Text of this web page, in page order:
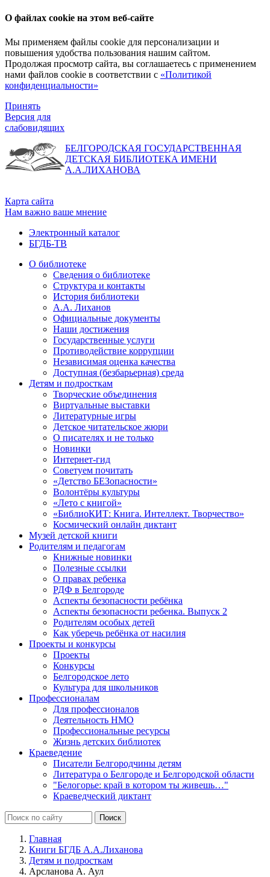
О файлах cookie на этом веб-сайте
Мы применяем файлы cookie для персонализации и
повышения удобства пользования нашим сайтом.
Продолжая просмотр сайта, вы соглашаетесь с применением
нами файлов cookie в соответствии с «Политикой
конфиденциальности»
Принять
Версия для
слабовидящих
БЕЛГОРОДСКАЯ ГОСУДАРСТВЕННАЯ
ДЕТСКАЯ БИБЛИОТЕКА ИМЕНИ
А.А.ЛИХАНОВА
Карта сайта
Нам важно ваше мнение
Электронный каталог
БГДБ-ТВ
О библиотеке
Сведения о библиотеке
Структура и контакты
История библиотеки
А.А. Лиханов
Официальные документы
Наши достижения
Государственные услуги
Противодействие коррупции
Независимая оценка качества
Доступная (безбарьерная) среда
Детям и подросткам
Творческие объединения
Виртуальные выставки
Литературные игры
Детское читательское жюри
О писателях и не только
Новинки
Интернет-гид
Советуем почитать
«Детство БЕЗопасности»
Волонтёры культуры
«Лето с книгой»
«БиблиоКИТ: Книга. Интеллект. Творчество»
Космический онлайн диктант
Музей детской книги
Родителям и педагогам
Книжные новинки
Полезные ссылки
О правах ребенка
РДФ в Белгороде
Аспекты безопасности ребёнка
Аспекты безопасности ребенка. Выпуск 2
Родителям особых детей
Как уберечь ребёнка от насилия
Проекты и конкурсы
Проекты
Конкурсы
Белгородское лето
Культура для школьников
Профессионалам
Для профессионалов
Деятельность НМО
Профессиональные ресурсы
Жизнь детских библиотек
Краеведение
Писатели Белгородчины детям
Литература о Белгороде и Белгородской области
"Белогорье: край в котором ты живешь…"
Краеведческий диктант
Главная
Книги БГДБ А.А.Лиханова
Детям и подросткам
Арсланова А. Аул